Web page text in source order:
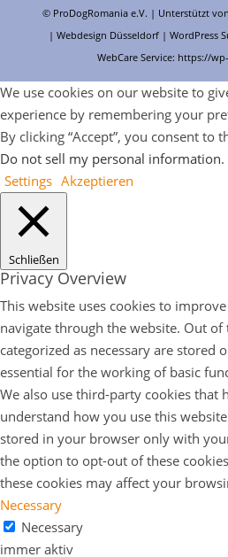
© ProDogRomania e.V. | Unterstützt
| Webdesign Düsseldorf |WordPress
WebCare Service: https://
We use cookies on our website to
experience by remembering your
By clicking “Accept”, you consent to
Do not sell my personal information.
Settings Akzeptieren
Schließen
Privacy Overview
This website uses cookies to
navigate through the website. Out of
categorized as necessary are stored
essential for the working of basic
We also use third-party cookies that
understand how you use this
stored in your browser only with
the option to opt-out of these
these cookies may affect your
Necessary
Necessary
immer aktiv